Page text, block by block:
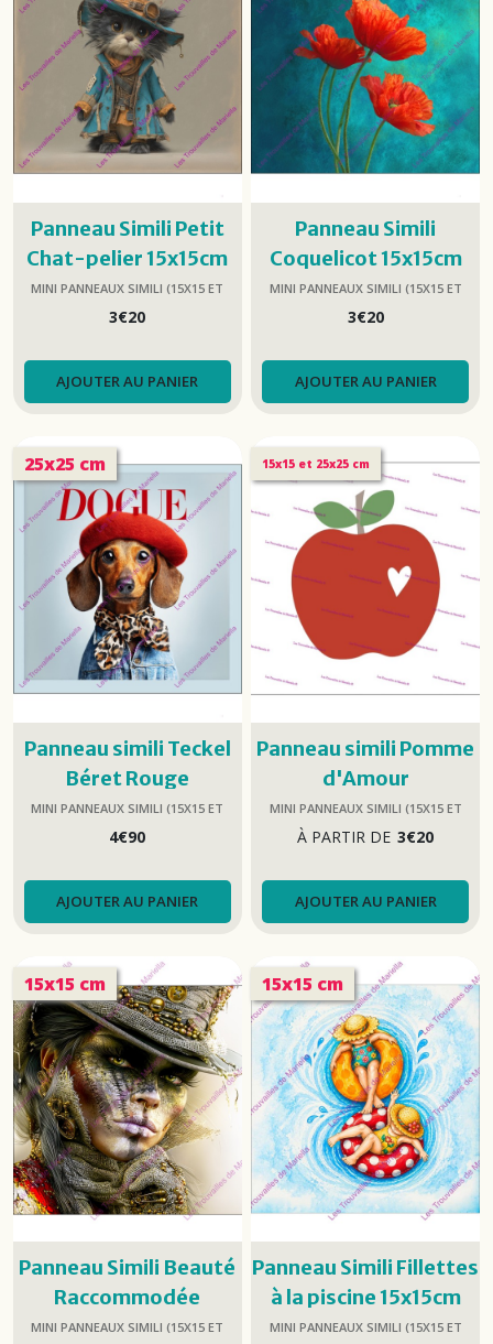
Panneau Simili Petit
Chat-pelier 15x15cm
MINI PANNEAUX SIMILI (15X15 ET
3€20
AJOUTER AU PANIER
Panneau Simili
Coquelicot 15x15cm
MINI PANNEAUX SIMILI (15X15 ET
3€20
AJOUTER AU PANIER
25x25 cm
Panneau simili Teckel
Béret Rouge
MINI PANNEAUX SIMILI (15X15 ET
4€90
AJOUTER AU PANIER
15x15 et 25x25 cm
Panneau simili Pomme
d'Amour
MINI PANNEAUX SIMILI (15X15 ET
À PARTIR DE 3€20
AJOUTER AU PANIER
15x15 cm
Panneau Simili Beauté
Raccommodée
15x15cm
MINI PANNEAUX SIMILI (15X15 ET
15x15 cm
Panneau Simili Fillettes
à la piscine 15x15cm
MINI PANNEAUX SIMILI (15X15 ET